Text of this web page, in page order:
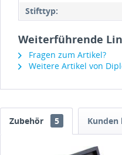
Stifttyp:
Weiterführende
Fragen zum Artikel?
Weitere Artikel von
Zubehör 5 Kunden